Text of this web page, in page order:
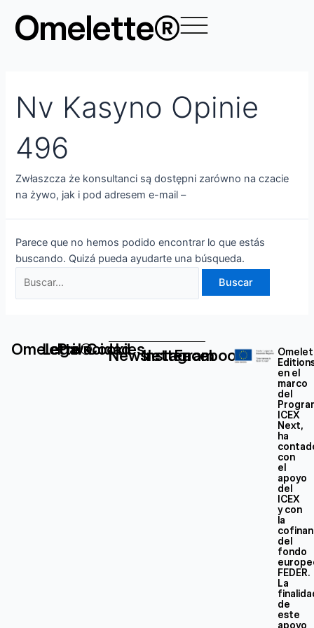
contenido
Omelette®
Nv Kasyno Opinie
496
Zwłaszcza że konsultanci są dostępni zarówno na czacie
na żywo, jak i pod adresem e-mail –
Parece que no hemos podido encontrar lo que estás
buscando. Quizá pueda ayudarte una búsqueda.
por:
Omelette®
Legal
Privacidad
Cookies
Newsletter
Instagram
Facebook
en el
marco
del
ICEX
Next,
ha
con
el
apoyo
del
ICEX
y con
la
del
fondo
FEDER.
La
de
este
apoyo